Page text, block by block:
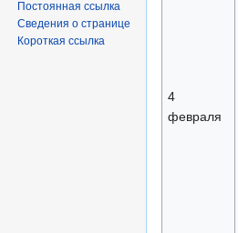
4
февраля
Постоянная ссылка
Сведения о странице
Короткая ссылка